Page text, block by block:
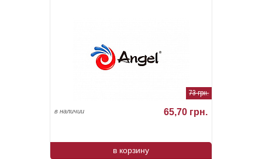
73 грн.
в наличии 65,70 грн.
в корзину